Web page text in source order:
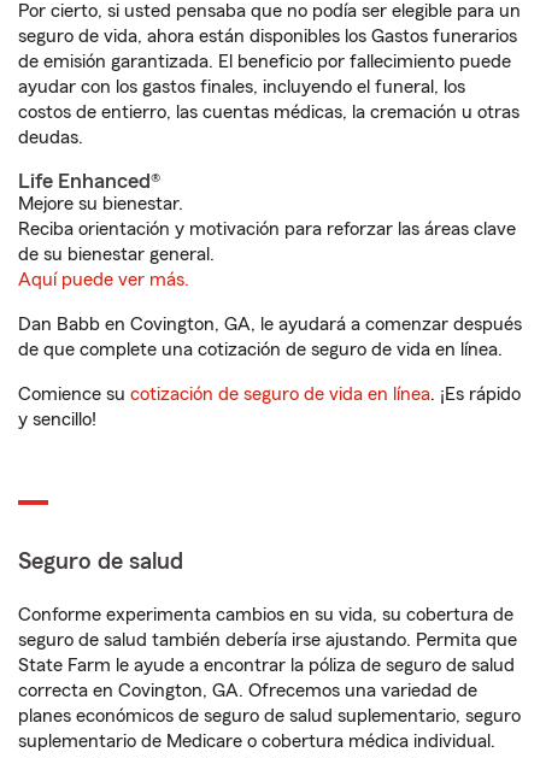
Por cierto, si usted pensaba que no podía ser elegible para un
seguro de vida, ahora están disponibles los Gastos funerarios
de emisión garantizada. El beneficio por fallecimiento puede
ayudar con los gastos finales, incluyendo el funeral, los
costos de entierro, las cuentas médicas, la cremación u otras
deudas.
Life Enhanced®
Mejore su bienestar.
Reciba orientación y motivación para reforzar las áreas clave
de su bienestar general.
Aquí puede ver más.
Dan Babb en Covington, GA, le ayudará a comenzar después
de que complete una cotización de seguro de vida en línea.
Comience su cotización de seguro de vida en línea. ¡Es rápido
y sencillo!
Seguro de salud
Conforme experimenta cambios en su vida, su cobertura de
seguro de salud también debería irse ajustando. Permita que
State Farm le ayude a encontrar la póliza de seguro de salud
correcta en Covington, GA. Ofrecemos una variedad de
planes económicos de seguro de salud suplementario, seguro
suplementario de Medicare o cobertura médica individual.